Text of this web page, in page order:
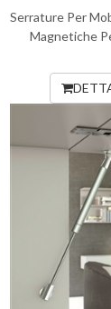
Serrature Per
Magnetiche